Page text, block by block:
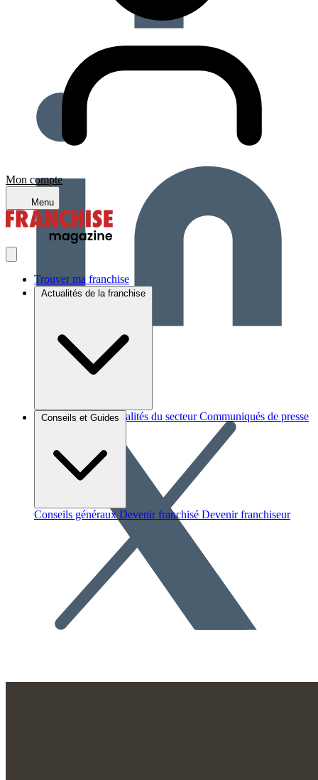
Mon compte
Menu
Trouver ma franchise
Actualités de la franchise
Brèves et actus Actualités du secteur Communiqués de presse
Conseils et Guides
Conseils généraux Devenir franchisé Devenir franchiseur